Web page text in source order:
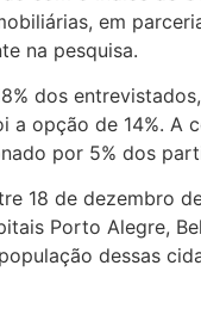
em
na pesquisa.
dos
opção de 14%. A
por 5% dos
18 de dezembro
Porto Alegre,
dessas